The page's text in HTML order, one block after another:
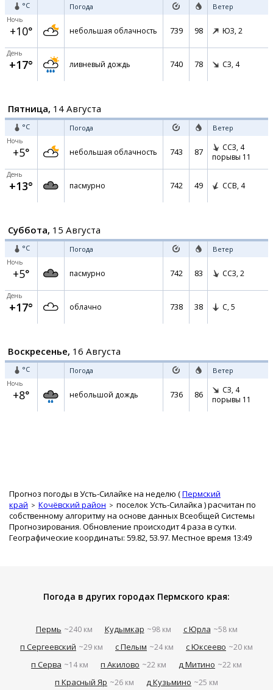
°C Погода Ветер
Ночь
+10° небольшая облачность 739 98 ЮЗ, 2
День
+17° ливневый дождь 740 78 СЗ, 4
Пятница, 14 Августа
°C Погода Ветер
Ночь
+5° небольшая облачность 743 87 ССЗ, 4
порывы 11
День
+13° пасмурно 742 49 ССВ, 4
Суббота, 15 Августа
°C Погода Ветер
Ночь
+5° пасмурно 742 83 ССЗ, 2
День
+17° облачно 738 38 С, 5
Воскресенье, 16 Августа
°C Погода Ветер
Ночь
+8° небольшой дождь 736 86 СЗ, 4
порывы 11
Прогноз погоды в Усть-Силайке на неделю (Пермский
край
Кочёвский район поселок Усть-Силайка ) расчитан по
собственному алгоритму на основе данных Всеобщей Системы
Прогнозирования. Обновление происходит 4 раза в сутки.
Географические координаты: 59.82, 53.97. Местное время 13:49
Погода в других городах Пермского края:
Пермь ~240 км Кудымкар ~98 км с Юрла ~58 км
п Сергеевский ~29 км с Пелым ~24 км с Юксеево ~20 км
п Серва ~14 км п Акилово ~22 км д Митино ~22 км
п Красный Яр ~26 км д Кузьмино ~25 км